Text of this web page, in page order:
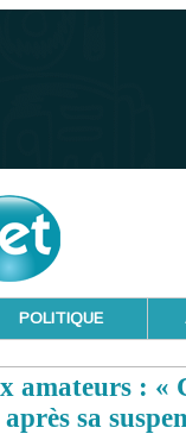
POLITIQUE
amateurs : «
sa